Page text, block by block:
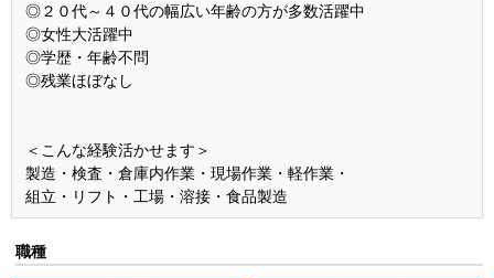
◎２０代～４０代の幅広い年齢の方が多数活躍中
◎女性大活躍中
◎学歴・年齢不問
◎残業ほぼなし
＜こんな経験活かせます＞
製造・検査・倉庫内作業・現場作業・軽作業・
組立・リフト・工場・溶接・食品製造
職種